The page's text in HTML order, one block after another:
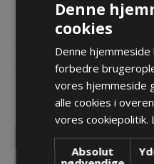
25,38 kr.
Lager: Restordre - Er på vej!
KØB
Denne
cookies
Denne
forbedre
vores hjemmeside
alle cookies i
vores cookiepolitik.
Absolut